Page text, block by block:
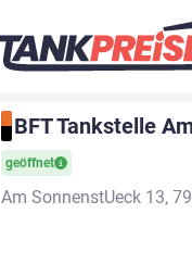
BFT Tankstelle
geöffnet
Am SonnenstUeck 13,